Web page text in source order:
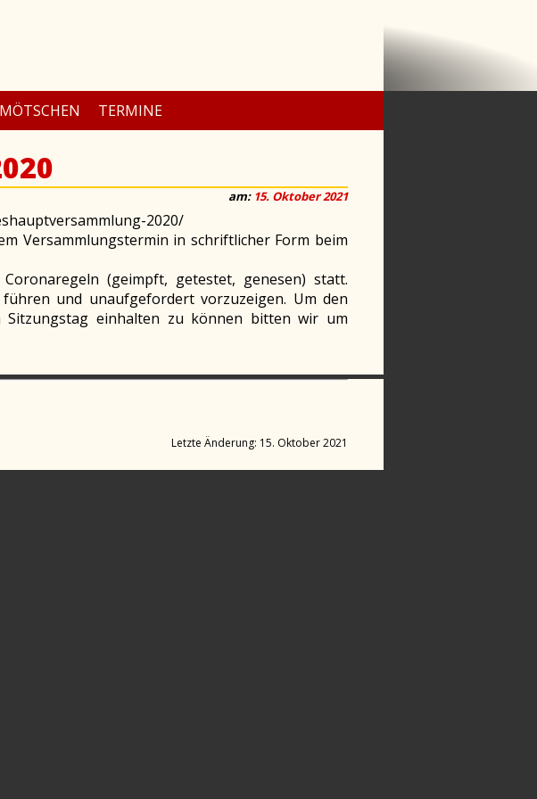
TERMINE
am: 15. Oktober 2021
2020/
Versammlungstermin in schriftlicher Form beim
(geimpft, getestet, genesen) statt.
und unaufgefordert vorzuzeigen. Um den
einhalten zu können bitten wir um
Letzte Änderung: 15. Oktober 2021